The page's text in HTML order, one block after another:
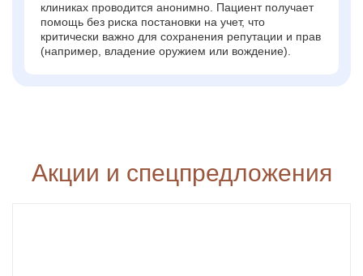
клиниках проводится анонимно. Пациент получает
помощь без риска постановки на учет, что
критически важно для сохранения репутации и прав
(например, владение оружием или вождение).
Акции и спецпредложения